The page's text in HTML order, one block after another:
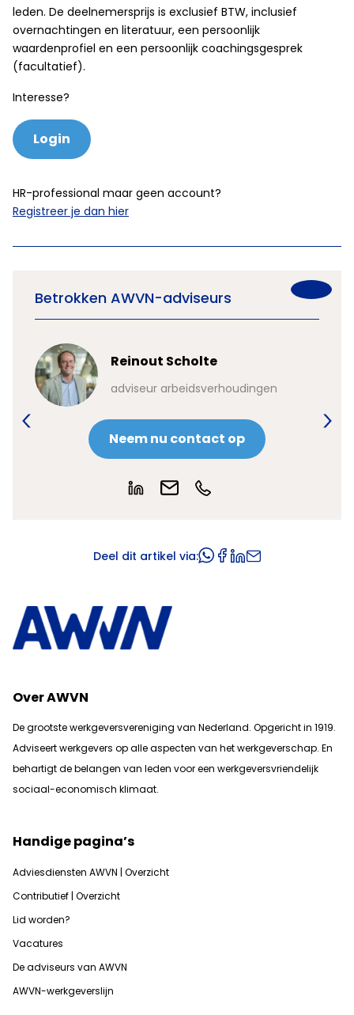
leden. De deelnemersprijs is exclusief BTW, inclusief
overnachtingen en literatuur, een persoonlijk
waardenprofiel en een persoonlijk coachingsgesprek
(facultatief).
Interesse?
Login
HR-professional maar geen account?
Registreer je dan hier
Betrokken AWVN-adviseurs
Reinout Scholte
adviseur arbeidsverhoudingen
Neem nu contact op
Deel dit artikel via:
Over AWVN
De grootste werkgeversvereniging van Nederland. Opgericht in 1919.
Adviseert werkgevers op alle aspecten van het werkgeverschap. En
behartigt de belangen van leden voor een werkgeversvriendelijk
sociaal-economisch klimaat.
Handige pagina’s
Adviesdiensten AWVN | Overzicht
Contributief | Overzicht
Lid worden?
Vacatures
De adviseurs van AWVN
AWVN-werkgeverslijn